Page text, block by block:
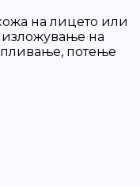
на лицето или
на
потење